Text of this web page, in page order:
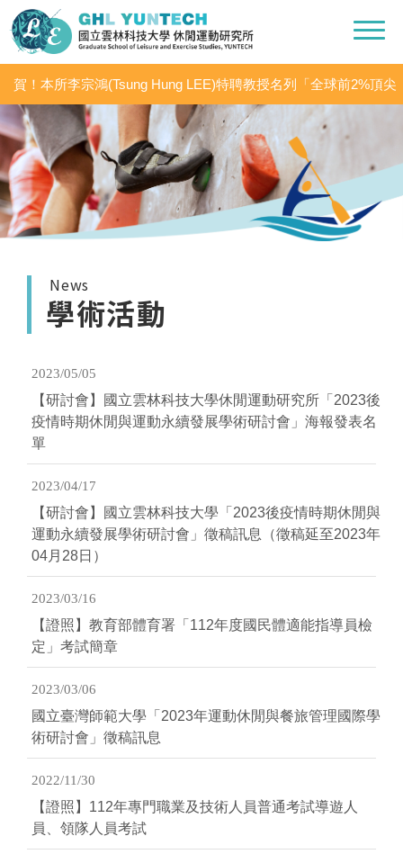
賀！本所李宗鴻(Tsung Hung LEE)特聘教授名列「全球前2%頂尖
科學家（World’s Top 2% Scientists 2020」之「學術生涯科學影響
力」及「2020年度科學影響力」
News
學術活動
2023/05/05
【研討會】國立雲林科技大學休閒運動研究所「2023後
疫情時期休閒與運動永續發展學術研討會」海報發表名
單
2023/04/17
【研討會】國立雲林科技大學「2023後疫情時期休閒與
運動永續發展學術研討會」徵稿訊息（徵稿延至2023年
04月28日）
2023/03/16
【證照】教育部體育署「112年度國民體適能指導員檢
定」考試簡章
2023/03/06
國立臺灣師範大學「2023年運動休閒與餐旅管理國際學
術研討會」徵稿訊息
2022/11/30
【證照】112年專門職業及技術人員普通考試導遊人
員、領隊人員考試